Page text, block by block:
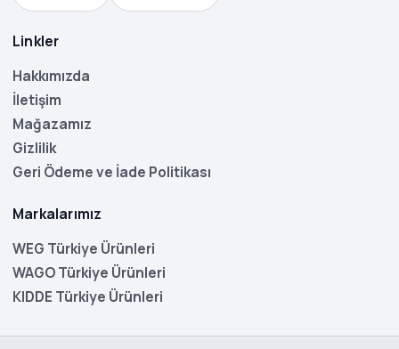
Linkler
Hakkımızda
İletişim
Mağazamız
Gizlilik
Geri Ödeme ve İade Politikası
Markalarımız
WEG Türkiye Ürünleri
WAGO Türkiye Ürünleri
KIDDE Türkiye Ürünleri